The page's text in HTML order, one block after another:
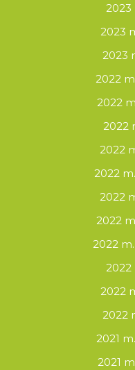
2023
2023
2023
2022
2022
2022
2022
2022
2022
2022
2022
2022
2022
2022
2021
2021